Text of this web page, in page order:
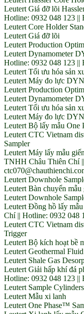
Leutert Giá đỡ lõi
Hotline: 0932 048 123 ||
Leutert Core Holder
Leutert Giá đỡ lõi
Leutert Production
Leutert Dynamometer
Hotline: 0932 048 123 ||
Leutert Tối ưu hóa sản
Leutert Máy đo lực
Leutert Production
Leutert Dynamometer
Leutert Tối ưu hóa sản
Leutert Máy đo lực
Leutert Bộ lấy mẫu One
Leutert CTC Vietnam
Sampler
Leutert Máy lấy mẫu
TNHH Châu Thiên Chí
Leutert Downhole
Leutert Bàn chuyển mẫu
Leutert Downhole
Leutert Đồng hồ lấy
Chí || Hotline: 0932 048
Leutert CTC Vietnam
Trigger
Leutert Bộ kích hoạt bề
Leutert Geothermal
Leutert Shale Gas
Leutert Giải hấp khí đá
Hotline: 0932 048 123 ||
Leutert Sample Cylinders
Leutert Mẫu xi lanh
Leutert One Phase™